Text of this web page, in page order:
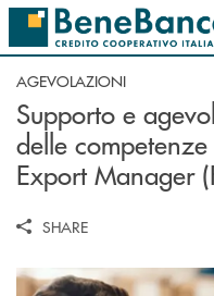
Salta al contenuto principale
AGEVOLAZIONI
Supporto e
delle
Export Manager
SHARE